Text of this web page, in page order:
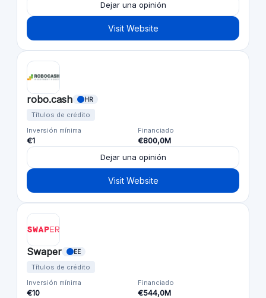
Dejar una opinión
Visit Website
robo.cash HR
Títulos de crédito
Inversión mínima
€1
Financiado
€800,0M
Dejar una opinión
Visit Website
Swaper EE
Títulos de crédito
Inversión mínima
€10
Financiado
€544,0M